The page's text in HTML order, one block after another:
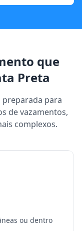
que
Preta
preparada para
de vazamentos,
complexos.
ou dentro